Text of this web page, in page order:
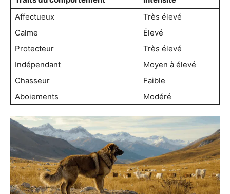
Affectueux
Très élevé
Calme
Élevé
Protecteur
Très élevé
Indépendant
Moyen à élevé
Chasseur
Faible
Aboiements
Modéré